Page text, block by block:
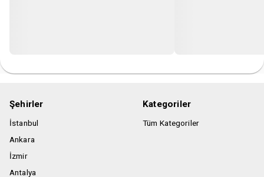
Şehirler
İstanbul
Ankara
İzmir
Antalya
Kategoriler
Tüm Kategoriler